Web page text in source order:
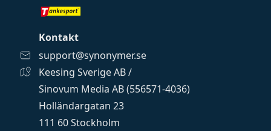
Kontakt
support@synonymer.se
Keesing Sverige AB /
Sinovum Media AB (556571-4036)
Holländargatan 23
111 60 Stockholm